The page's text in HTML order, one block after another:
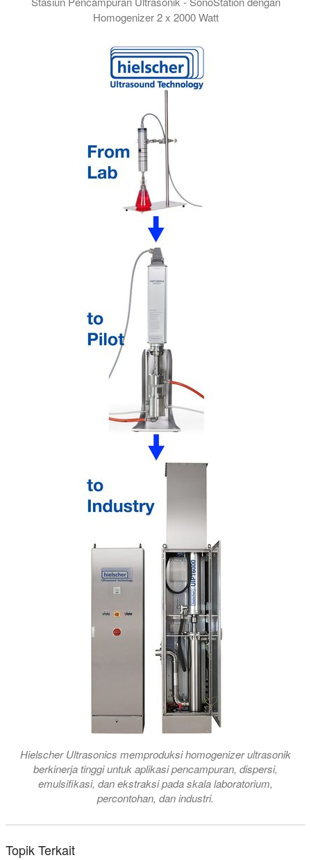
Homogenizer 2 x 2000 Watt
SonoStation yang ringkas menggabungkan tangki agitasi
Hielscher Ultrasonics memproduksi homogenizer ultrasonik
berkinerja tinggi untuk aplikasi pencampuran, dispersi,
emulsifikasi, dan ekstraksi pada skala laboratorium,
percontohan, dan industri.
Topik Terkait